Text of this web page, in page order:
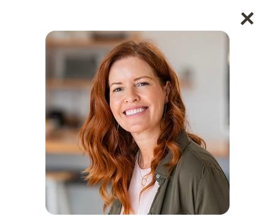
MES STATUTS
JURIDIQUE,
SOCIAL, FISCAL
+